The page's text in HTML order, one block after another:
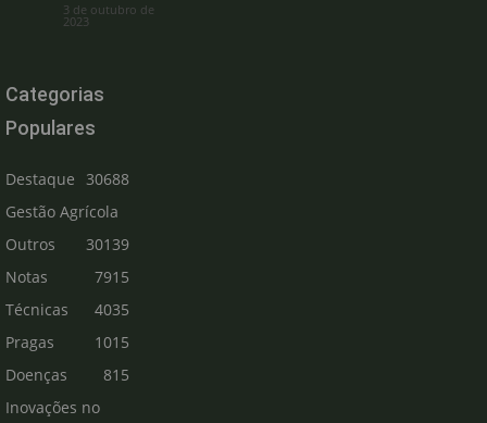
3 de outubro de
2023
Categorias
Populares
Destaque
30688
Gestão Agrícola
30139
Outros
7915
Notas
Técnicas
4035
Pragas
1015
Doenças
815
Inovações no